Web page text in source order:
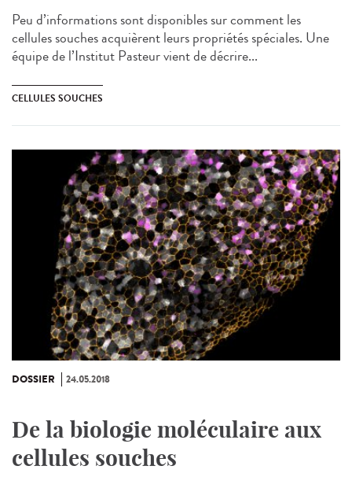
Peu d’informations sont disponibles sur comment les
cellules souches acquièrent leurs propriétés spéciales. Une
équipe de l’Institut Pasteur vient de décrire...
CELLULES SOUCHES
DOSSIER 24.05.2018
De la biologie moléculaire aux
cellules souches